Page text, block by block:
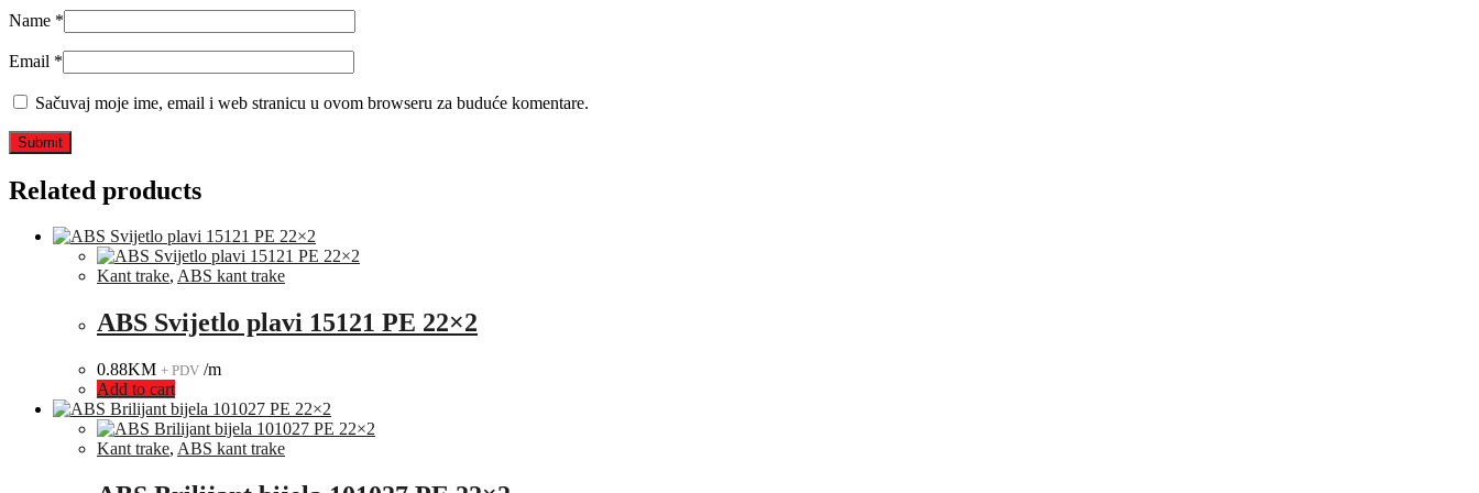
Name *
Email *
Sačuvaj moje ime, email i web stranicu u ovom browseru za buduće komentare.
Related products
Kant trake, ABS kant trake
ABS Svijetlo plavi 15121 PE 22×2
0.88KM + PDV /m
Add to cart
Kant trake, ABS kant trake